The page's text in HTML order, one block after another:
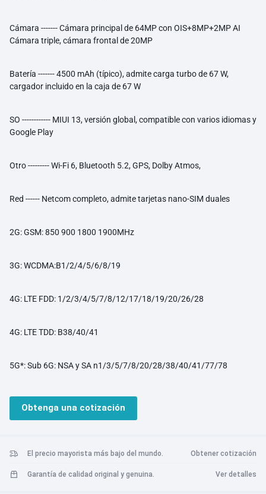
Cámara ------- Cámara principal de 64MP con OIS+8MP+2MP AI
Cámara triple, cámara frontal de 20MP
Batería ------- 4500 mAh (típico), admite carga turbo de 67 W,
cargador incluido en la caja de 67 W
SO ------------ MIUI 13, versión global, compatible con varios idiomas y
Google Play
Otro --------- Wi-Fi 6, Bluetooth 5.2, GPS, Dolby Atmos,
Red ------ Netcom completo, admite tarjetas nano-SIM duales
2G: GSM: 850 900 1800 1900MHz
3G: WCDMA:B1/2/4/5/6/8/19
4G: LTE FDD: 1/2/3/4/5/7/8/12/17/18/19/20/26/28
4G: LTE TDD: B38/40/41
5G*: Sub 6G: NSA y SA n1/3/5/7/8/20/28/38/40/41/77/78
Obtenga una cotización
El precio mayorista más bajo del mundo. Obtener cotización
Garantía de calidad original y genuina. Ver detalles